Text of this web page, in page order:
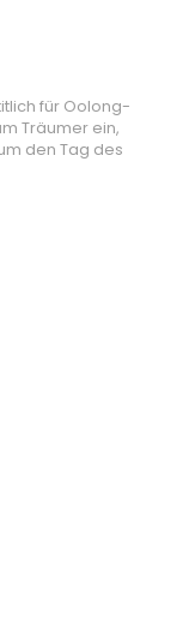
für Oolong-
Träumer ein,
den Tag des